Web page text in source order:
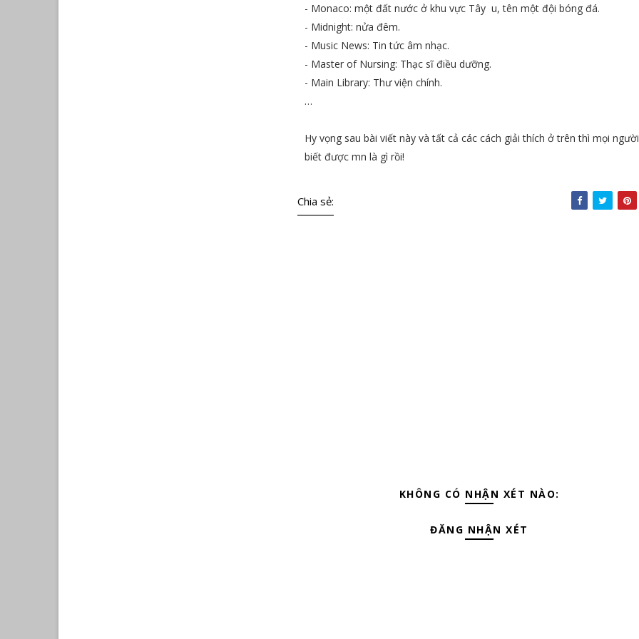
- Monaco: một đất nước ở khu vực Tây u, tên một đội bóng đá.
- Midnight: nửa đêm.
- Music News: Tin tức âm nhạc.
- Master of Nursing: Thạc sĩ điều dưỡng.
- Main Library: Thư viện chính.
…
Hy vọng sau bài viết này và tất cả các cách giải thích ở trên thì mọi
biết được mn là gì rồi!
Chia sẻ:
KHÔNG CÓ NHẬN XÉT NÀO:
ĐĂNG NHẬN XÉT